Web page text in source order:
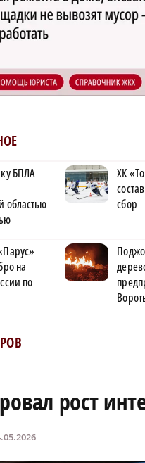
БПЛА
областью
ХК
сбор
на
по
рост